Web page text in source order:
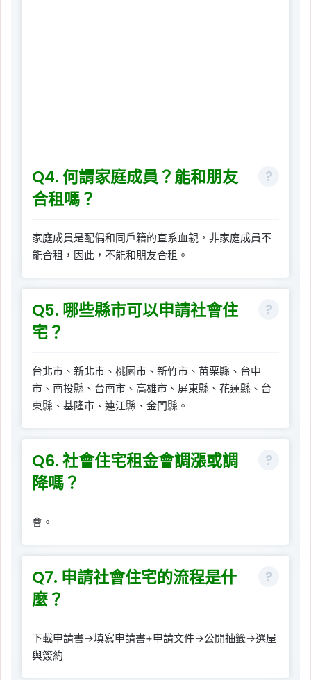
Q4. 何謂家庭成員？能和朋友
合租嗎？
家庭成員是配偶和同戶籍的直系血親，非家庭成員不
能合租，因此，不能和朋友合租。
Q5. 哪些縣市可以申請社會住
宅？
台北市、新北市、桃園市、新竹市、苗栗縣、台中
市、南投縣、台南市、高雄市、屏東縣、花蓮縣、台
東縣、基隆市、連江縣、金門縣。
Q6. 社會住宅租金會調漲或調
降嗎？
會。
Q7. 申請社會住宅的流程是什
麼？
下載申請書→填寫申請書+申請文件→公開抽籤→選屋
與簽約